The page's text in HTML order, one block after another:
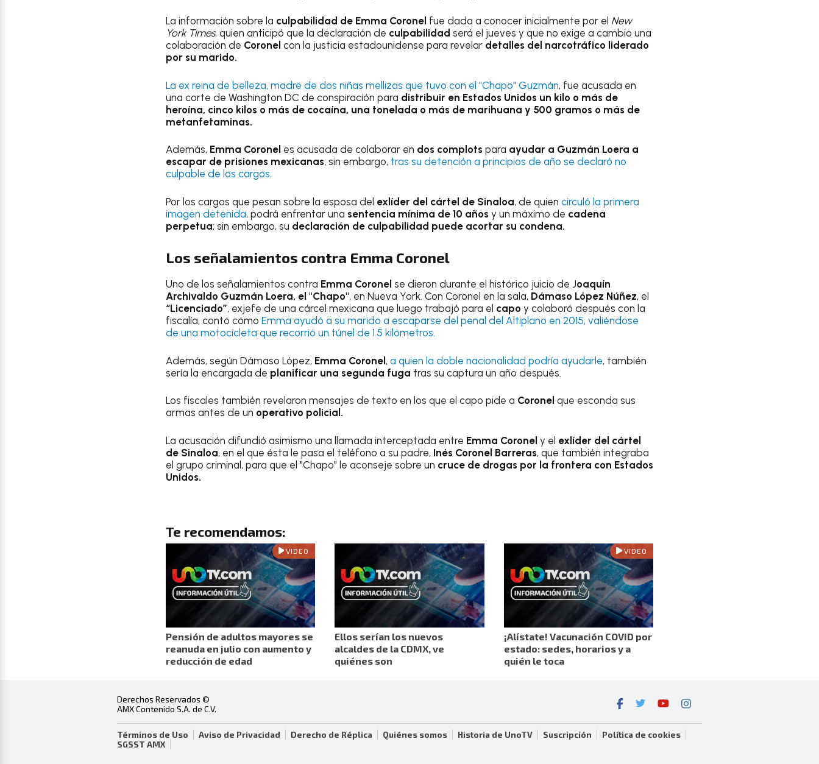
La información sobre la culpabilidad de Emma Coronel fue dada a conocer inicialmente por el New
York Times, quien anticipó que la declaración de culpabilidad será el jueves y que no exige a cambio una
colaboración de Coronel con la justicia estadounidense para revelar detalles del narcotráfico liderado
por su marido.
La ex reina de belleza, madre de dos niñas mellizas que tuvo con el "Chapo" Guzmán, fue acusada en
una corte de Washington DC de conspiración para distribuir en Estados Unidos un kilo o más de
heroína, cinco kilos o más de cocaína, una tonelada o más de marihuana y 500 gramos o más de
metanfetaminas.
Además, Emma Coronel es acusada de colaborar en dos complots para ayudar a Guzmán Loera a
escapar de prisiones mexicanas; sin embargo, tras su detención a principios de año se declaró no
culpable de los cargos.
Por los cargos que pesan sobre la esposa del exlíder del cártel de Sinaloa, de quien circuló la primera
imagen detenida, podrá enfrentar una sentencia mínima de 10 años y un máximo de cadena
perpetua; sin embargo, su declaración de culpabilidad puede acortar su condena.
Los señalamientos contra Emma Coronel
Uno de los señalamientos contra Emma Coronel se dieron durante el histórico juicio de Joaquín
Archivaldo Guzmán Loera, el "Chapo", en Nueva York. Con Coronel en la sala, Dámaso López Núñez, el
“Licenciado”, exjefe de una cárcel mexicana que luego trabajó para el capo y colaboró después con la
fiscalía, contó cómo Emma ayudó a su marido a escaparse del penal del Altiplano en 2015, valiéndose
de una motocicleta que recorrió un túnel de 1.5 kilómetros.
Además, según Dámaso López, Emma Coronel, a quien la doble nacionalidad podría ayudarle, también
sería la encargada de planificar una segunda fuga tras su captura un año después.
Los fiscales también revelaron mensajes de texto en los que el capo pide a Coronel que esconda sus
armas antes de un operativo policial.
La acusación difundió asimismo una llamada interceptada entre Emma Coronel y el exlíder del cártel
de Sinaloa, en el que ésta le pasa el teléfono a su padre, Inés Coronel Barreras, que también integraba
el grupo criminal, para que el "Chapo" le aconseje sobre un cruce de drogas por la frontera con Estados
Unidos.
Te recomendamos:
VIDEO
Pensión de adultos mayores se
reanuda en julio con aumento y
reducción de edad
Ellos serían los nuevos
alcaldes de la CDMX, ve
quiénes son
VIDEO
¡Alístate! Vacunación COVID por
estado: sedes, horarios y a
quién le toca
Derechos Reservados ©
AMX Contenido S.A. de C.V.
Términos de Uso Aviso de Privacidad Derecho de Réplica Quiénes somos Historia de UnoTV Suscripción
Política de cookies
SGSST AMX